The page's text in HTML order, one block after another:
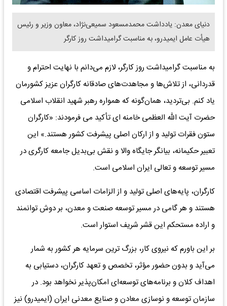
دنیای معدن: یادداشت محمدمسعود سمیعی‌نژاد، معاون وزیر و رئیس
هیأت عامل ایمیدرو، به مناسبت گرامیداشت روز کارگر
به مناسبت گرامیداشت روز کارگر، لازم می‌دانم با نهایت احترام و
قدردانی، از تلاش‌ها و مجاهدت‌های صادقانه کارگران عزیز کشورمان
یاد کنم. بی‌تردید، همان‌گونه که همواره رهبر شهید انقلاب اسلامی
حضرت آیت الله العظمی خامنه ای تأکید می فرمودند: «کارگران
ستون فقرات تولید و از ارکان اصلی پیشرفت کشور هستند.» این
تعبیر حکیمانه، بیانگر جایگاه والا و نقش بی‌بدیل جامعه کارگری در
مسیر توسعه و تعالی ایران اسلامی است.
کارگران، پایه‌های اصلی تولید و از الزامات اساسی پیشرفت اقتصادی
هستند و هر گامی در مسیر توسعه صنعت و معدن، بر دوش توانمند
و اراده مستحکم این قشر شریف استوار است.
بر این باورم که نیروی کار، بزرگ‌ ترین سرمایه هر کشور به شمار
می‌آید و بدون حضور مؤثر، تخصص و تعهد کارگران، دستیابی به
اهداف کلان و برنامه‌های توسعه‌ای امکان‌پذیر نخواهد بود. در
سازمان توسعه و نوسازی معادن و صنایع معدنی ایران (ایمیدرو) نیز